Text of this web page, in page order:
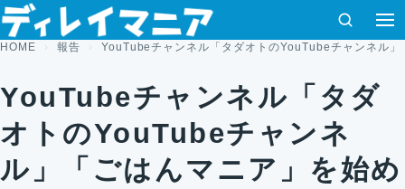
コンテンツへスキップ
検索
HOME 報告 YouTubeチャンネル「タダオトのYouTubeチャンネル」
YouTubeチャンネル「タダ
オトのYouTubeチャンネ
ル」「ごはんマニア」を始め